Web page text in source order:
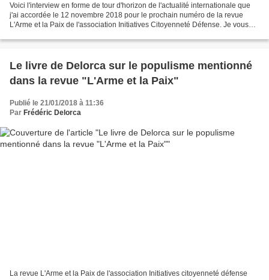
Voici l'interview en forme de tour d'horizon de l'actualité internationale que
j'ai accordée le 12 novembre 2018 pour le prochain numéro de la revue
L'Arme et la Paix de l'association Initiatives Citoyenneté Défense. Je vous
Le livre de Delorca sur le populisme mentionné
dans la revue "L'Arme et la Paix"
Publié le 21/01/2018 à 11:36
Par Frédéric Delorca
La revue L'Arme et la Paix de l'association Initiatives citoyenneté défense